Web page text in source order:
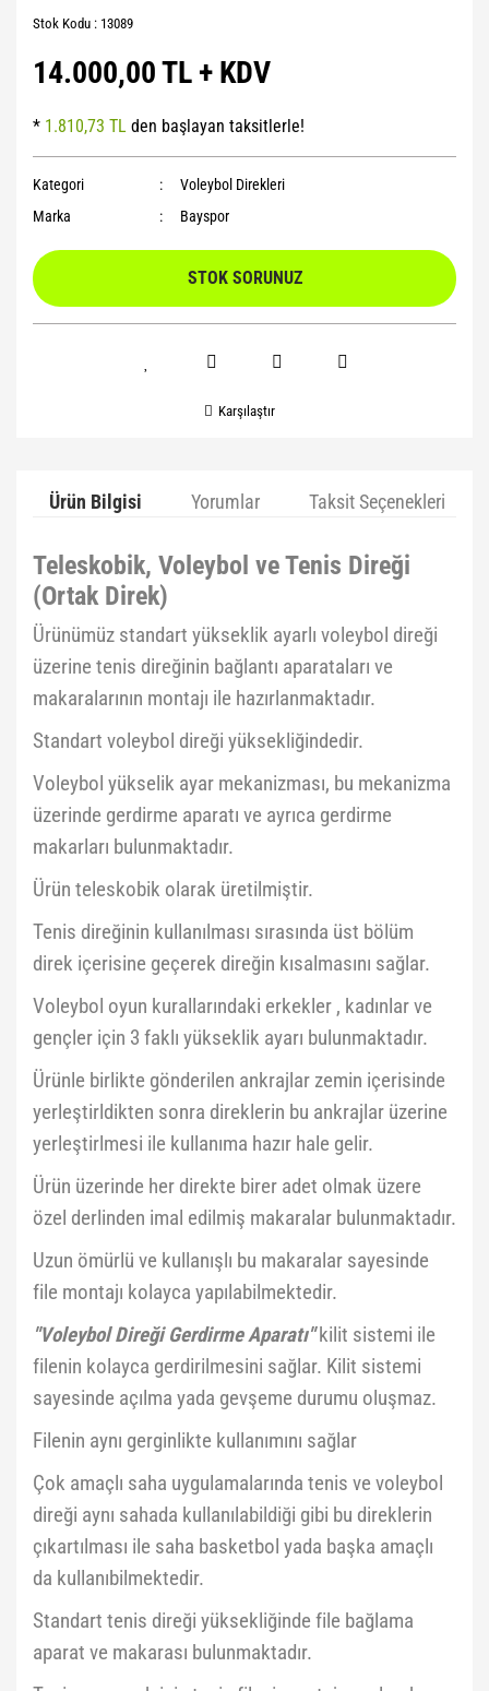
Stok Kodu : 13089
14.000,00 TL + KDV
* 1.810,73 TL den başlayan taksitlerle!
Kategori
Voleybol Direkleri
Marka
Bayspor
STOK SORUNUZ
Karşılaştır
Ürün Bilgisi Yorumlar Taksit Seçenekleri
Teleskobik, Voleybol ve Tenis Direği
(Ortak Direk)
Ürünümüz standart yükseklik ayarlı voleybol direği
üzerine tenis direğinin bağlantı aparataları ve
makaralarının montajı ile hazırlanmaktadır.
Standart voleybol direği yüksekliğindedir.
Voleybol yükselik ayar mekanizması, bu mekanizma
üzerinde gerdirme aparatı ve ayrıca gerdirme
makarları bulunmaktadır.
Ürün teleskobik olarak üretilmiştir.
Tenis direğinin kullanılması sırasında üst bölüm
direk içerisine geçerek direğin kısalmasını sağlar.
Voleybol oyun kurallarındaki erkekler , kadınlar ve
gençler için 3 faklı yükseklik ayarı bulunmaktadır.
Ürünle birlikte gönderilen ankrajlar zemin içerisinde
yerleştirldikten sonra direklerin bu ankrajlar üzerine
yerleştirlmesi ile kullanıma hazır hale gelir.
Ürün üzerinde her direkte birer adet olmak üzere
özel derlinden imal edilmiş makaralar bulunmaktadır.
Uzun ömürlü ve kullanışlı bu makaralar sayesinde
file montajı kolayca yapılabilmektedir.
''Voleybol Direği Gerdirme Aparatı'' kilit sistemi ile
filenin kolayca gerdirilmesini sağlar. Kilit sistemi
sayesinde açılma yada gevşeme durumu oluşmaz.
Filenin aynı gerginlikte kullanımını sağlar
Çok amaçlı saha uygulamalarında tenis ve voleybol
direği aynı sahada kullanılabildiği gibi bu direklerin
çıkartılması ile saha basketbol yada başka amaçlı
da kullanıbilmektedir.
Standart tenis direği yüksekliğinde file bağlama
aparat ve makarası bulunmaktadır.